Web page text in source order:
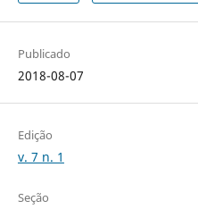
Publicado
2018-08-07
Edição
v. 7 n. 1
Seção